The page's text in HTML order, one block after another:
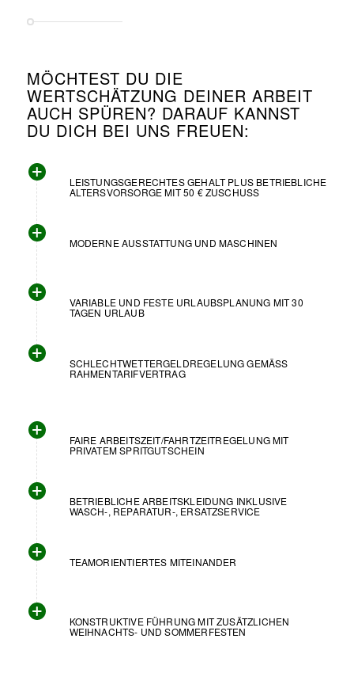
MÖCHTEST DU DIE
WERTSCHÄTZUNG DEINER ARBEIT
AUCH SPÜREN? DARAUF KANNST
DU DICH BEI UNS FREUEN:
LEISTUNGSGERECHTES GEHALT PLUS BETRIEBLICHE
ALTERSVORSORGE MIT 50 € ZUSCHUSS
MODERNE AUSSTATTUNG UND MASCHINEN
VARIABLE UND FESTE URLAUBSPLANUNG MIT 30
TAGEN URLAUB
SCHLECHTWETTERGELDREGELUNG GEMÄSS R
AHMENTARIFVERTRAG
FAIRE ARBEITSZEIT/FAHRTZEITREGELUNG MIT
PRIVATEM SPRITGUTSCHEIN
BETRIEBLICHE ARBEITSKLEIDUNG INKLUSIVE
WASCH-, REPARATUR-, ERSATZSERVICE
TEAMORIENTIERTES MITEINANDER
KONSTRUKTIVE FÜHRUNG MIT ZUSÄTZLICHEN
WEIHNACHTS- UND SOMMERFESTEN